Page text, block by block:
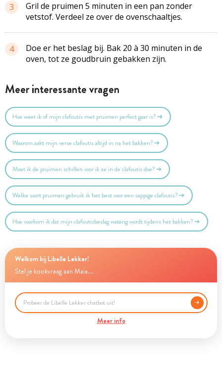
3
Gril de pruimen 5 minuten in een pan zonder
vetstof. Verdeel ze over de ovenschaaltjes.
4
Doe er het beslag bij. Bak 20 à 30 minuten in de
oven, tot ze goudbruin gebakken zijn.
Meer interessante vragen
Hoe weet ik of mijn clafoutis met pruimen perfect gaar is?
Waarom zakt mijn verse clafoutis altijd in na het bakken?
Moet ik de pruimen schillen voor ik ze in de clafoutis doe?
Welke soort pruimen gebruik ik het best voor een sappige clafoutis?
Hoe voorkom ik dat mijn clafoutisbeslag waterig wordt tijdens het bakken?
Welkom bij Libelle Lekker!
Stel je kookvraag aan Maia...
Meer info